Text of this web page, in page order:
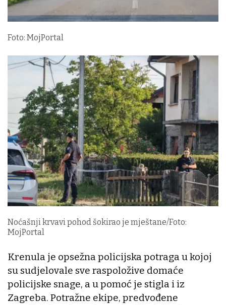
Foto: MojPortal
Noćašnji krvavi pohod šokirao je mještane/Foto:
MojPortal
Krenula je opsežna policijska potraga u kojoj
su sudjelovale sve raspoložive domaće
policijske snage, a u pomoć je stigla i iz
Zagreba. Potražne ekipe, predvođene